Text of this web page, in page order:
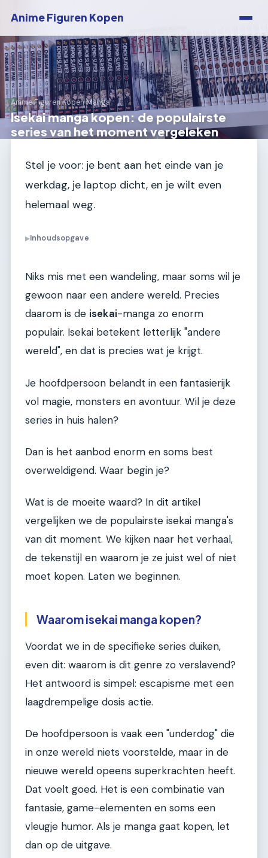
Anime Figuren Kopen
Anime Figuren Kopen›Manga
Isekai manga kopen: de populairste
series van het moment vergeleken
Stel je voor: je bent aan het einde van je
werkdag, je laptop dicht, en je wilt even
helemaal weg.
▶Inhoudsopgave
Niks mis met een wandeling, maar soms wil je
gewoon naar een andere wereld. Precies
daarom is de isekai-manga zo enorm
populair. Isekai betekent letterlijk "andere
wereld", en dat is precies wat je krijgt.
Je hoofdpersoon belandt in een fantasierijk
vol magie, monsters en avontuur. Wil je deze
series in huis halen?
Dan is het aanbod enorm en soms best
overweldigend. Waar begin je?
Wat is de moeite waard? In dit artikel
vergelijken we de populairste isekai manga's
van dit moment. We kijken naar het verhaal,
de tekenstijl en waarom je ze juist wel of niet
moet kopen. Laten we beginnen.
Waarom isekai manga kopen?
Voordat we in de specifieke series duiken,
even dit: waarom is dit genre zo verslavend?
Het antwoord is simpel: escapisme met een
laagdrempelige dosis actie.
De hoofdpersoon is vaak een "underdog" die
in onze wereld niets voorstelde, maar in de
nieuwe wereld opeens superkrachten heeft.
Dat voelt goed. Het is een combinatie van
fantasie, game-elementen en soms een
vleugje humor. Als je manga gaat kopen, let
dan op de uitgave.